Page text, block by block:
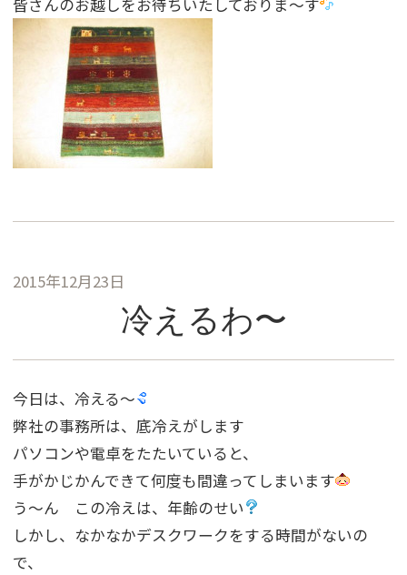
皆さんのお越しをお待ちいたしておりま〜す
2015年12月23日
冷えるわ〜
今日は、冷える〜
弊社の事務所は、底冷えがします
パソコンや電卓をたたいていると、
手がかじかんできて何度も間違ってしまいます
う〜ん この冷えは、年齢のせい
しかし、なかなかデスクワークをする時間がないの
で、